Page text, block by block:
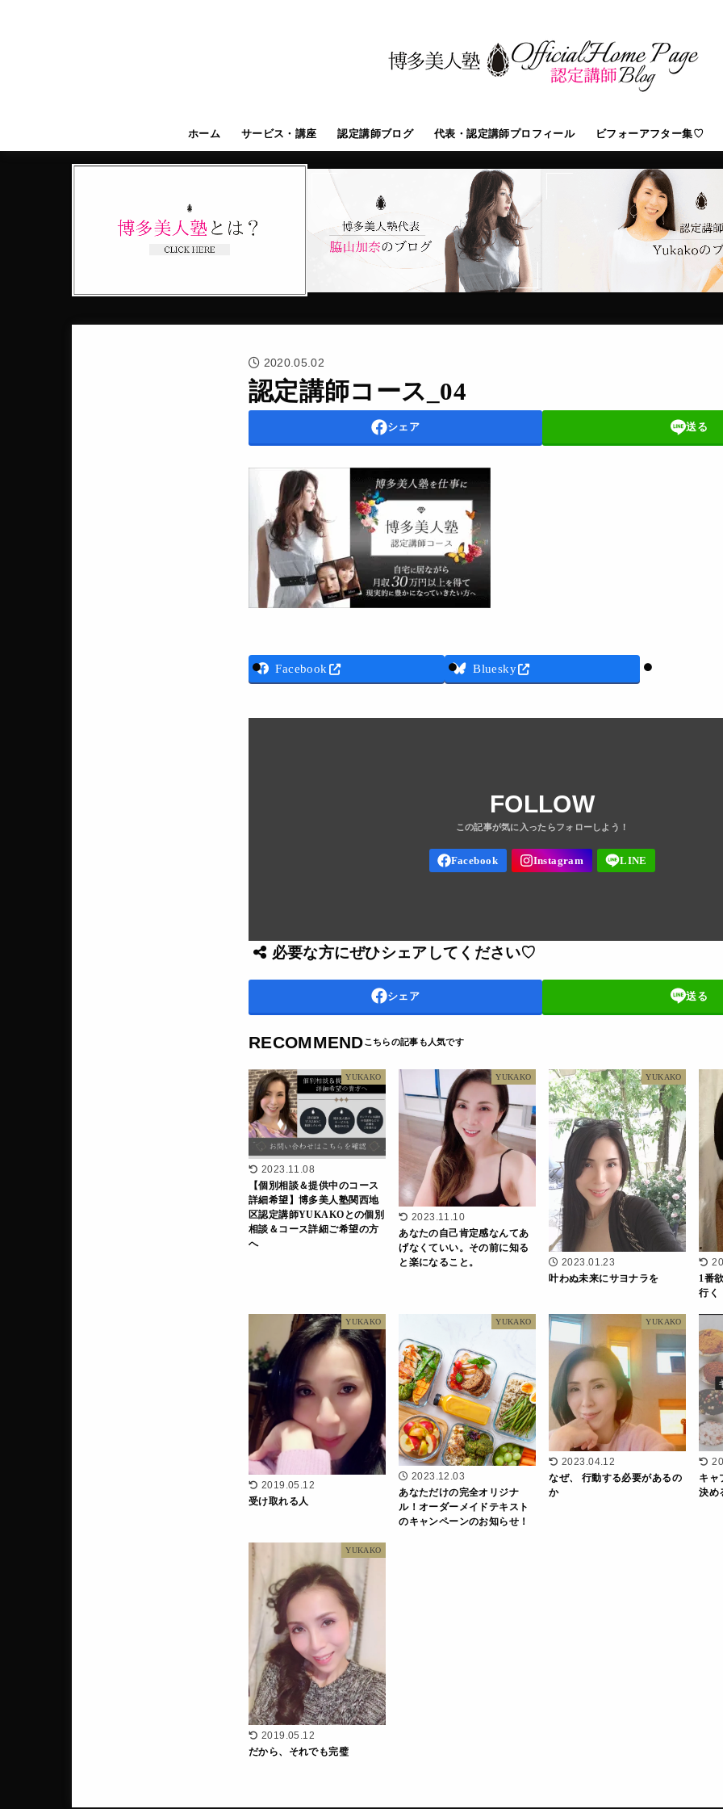
ホーム サービス・講座 認定講師ブログ 代表・認定講師プロフィール ビフォーアフター集♡
2020.05.02
認定講師コース_04
シェア 送る
Facebook Bluesky
FOLLOW
必要な方にぜひシェアしてください♡
シェア 送る
RECOMMEND
YUKAKO
2023.11.08
【個別相談＆提供中のコース
詳細希望】博多美人塾関西地
区認定講師YUKAKOとの個別
相談＆コース詳細ご希望の方
へ
YUKAKO
2023.11.10
あなたの自己肯定感なんてあ
げなくていい。その前に知る
と楽になること。
YUKAKO
2023.01.23
叶わぬ未来にサヨナラを
1番
行く
YUKAKO
2019.05.12
受け取れる人
YUKAKO
2023.12.03
あなただけの完全オリジナ
ル！オーダーメイドテキスト
のキャンペーンのお知らせ！
YUKAKO
2023.04.12
なぜ、 行動する必要があるの
か
キャ
決め
YUKAKO
2019.05.12
だから、それでも完璧